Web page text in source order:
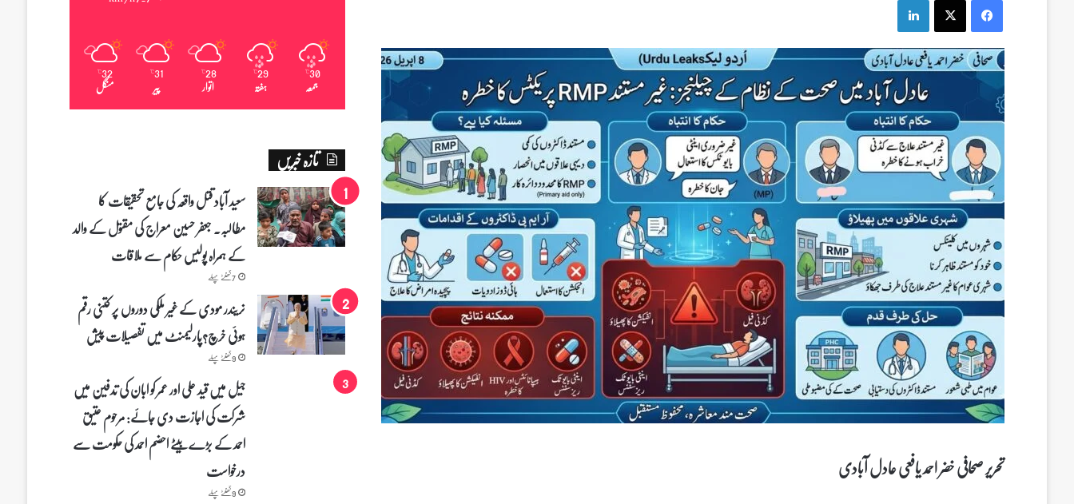
تحریر صحافی خضر احمد یافعی عادل آبادی
30
℃
جمعہ
29
℃
ہفتہ
28
℃
اتوار
31
℃
پیر
32
℃
منگل
تازہ خبریں
سعید آباد قتل واقعہ کی جامع تحقیقات کا
مطالبہ۔ جعفر حسین معراج کی مقتول کے والد
کے ہمراہ پولیس حکام سے ملاقات
7 گھنٹے پہلے
نریندر مودی کے غیر ملکی دوروں پر کتنی رقم
ہوئی خرچ؟پارلیمنٹ میں تفصیلات پیش
9 گھنٹے پہلے
جیل میں قید علی اور عمر کو ابان کی تدفین میں
شرکت کی اجازت دی جائے: مرحوم عتیق
احمد کے بڑے بیٹے احضم احمد کی حکومت سے
درخواست
9 گھنٹے پہلے